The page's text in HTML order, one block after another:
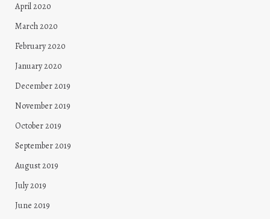
April 2020
March 2020
February 2020
January 2020
December 2019
November 2019
October 2019
September 2019
August 2019
July 2019
June 2019